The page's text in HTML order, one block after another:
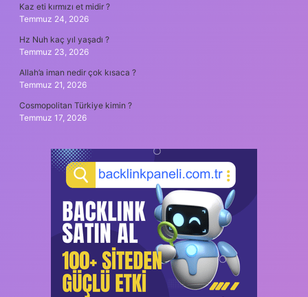
Kaz eti kırmızı et midir ?
Temmuz 24, 2026
Hz Nuh kaç yıl yaşadı ?
Temmuz 23, 2026
Allah’a iman nedir çok kısaca ?
Temmuz 21, 2026
Cosmopolitan Türkiye kimin ?
Temmuz 17, 2026